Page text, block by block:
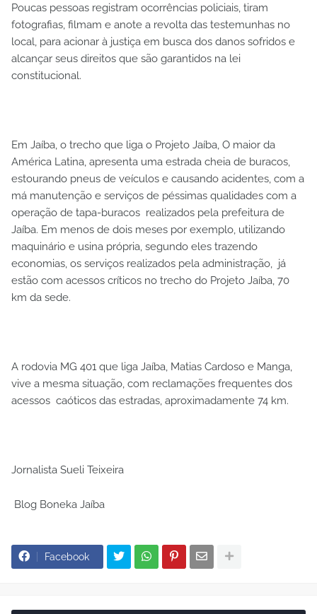
Poucas pessoas registram ocorrências policiais, tiram
fotografias, filmam e anote a revolta das testemunhas no
local, para acionar à justiça em busca dos danos sofridos e
alcançar seus direitos que são garantidos na lei
constitucional.
Em Jaíba, o trecho que liga o Projeto Jaíba, O maior da
América Latina, apresenta uma estrada cheia de buracos,
estourando pneus de veículos e causando acidentes, com a
má manutenção e serviços de péssimas qualidades com a
operação de tapa-buracos realizados pela prefeitura de
Jaíba. Em menos de dois meses por exemplo, utilizando
maquinário e usina própria, segundo eles trazendo
economias, os serviços realizados pela administração, já
estão com acessos críticos no trecho do Projeto Jaíba, 70
km da sede.
A rodovia MG 401 que liga Jaíba, Matias Cardoso e Manga,
vive a mesma situação, com reclamações frequentes dos
acessos caóticos das estradas, aproximadamente 74 km.
Jornalista Sueli Teixeira
Blog Boneka Jaíba
Facebook